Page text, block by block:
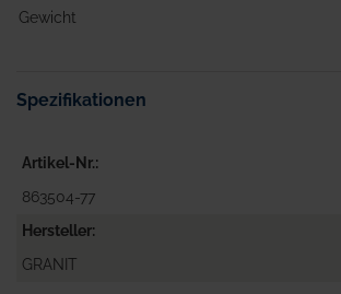
Gewicht
Spezifikationen
Artikel-Nr.
863504-77
Hersteller
GRANIT